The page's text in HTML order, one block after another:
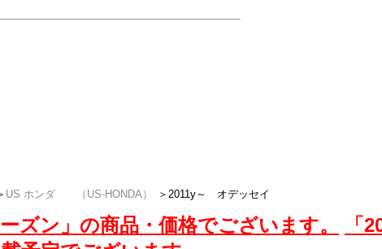
US ホンダ （US-HONDA） ＞ 2011y～ オデッセイ
ズン」の商品・価格でございます。
「